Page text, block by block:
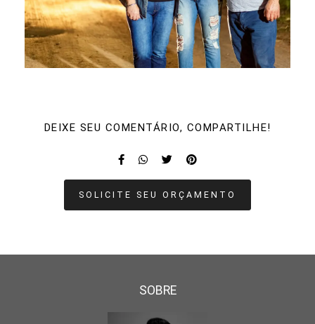
DEIXE SEU COMENTÁRIO, COMPARTILHE!
SOLICITE SEU ORÇAMENTO
SOBRE